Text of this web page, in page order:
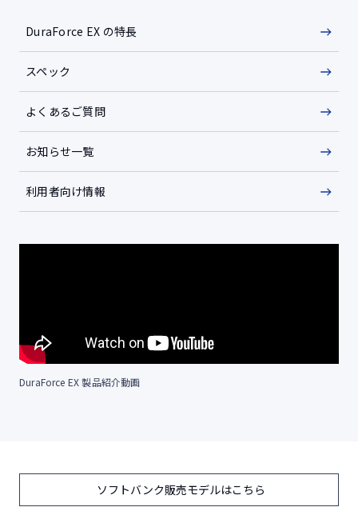
DuraForce EX の特長
スペック
よくあるご質問
お知らせ一覧
利用者向け情報
DuraForce EX 製品紹介動画
ソフトバンク販売モデルはこちら